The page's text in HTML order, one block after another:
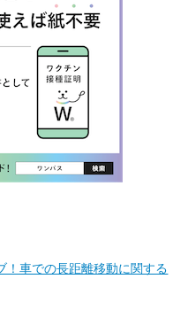
！車での長距離移動に関する